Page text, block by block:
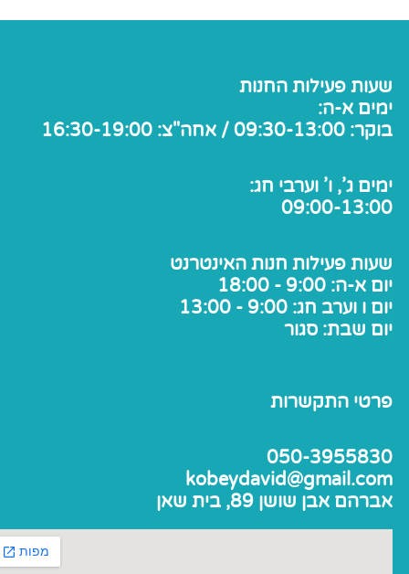
שעות פעילות החנות
ימים א-ה:
בוקר: 09:30-13:00 / אחה"צ: 16:30-19:00
ימים ג', ו' וערבי חג:
09:00-13:00
שעות פעילות חנות האינטרנט
יום א-ה: 9:00 - 18:00
יום ו וערב חג: 9:00 - 13:00
יום שבת: סגור
פרטי התקשרות
050-3955830
kobeydavid@gmail.com
אברהם אבן שושן 89, בית שאן